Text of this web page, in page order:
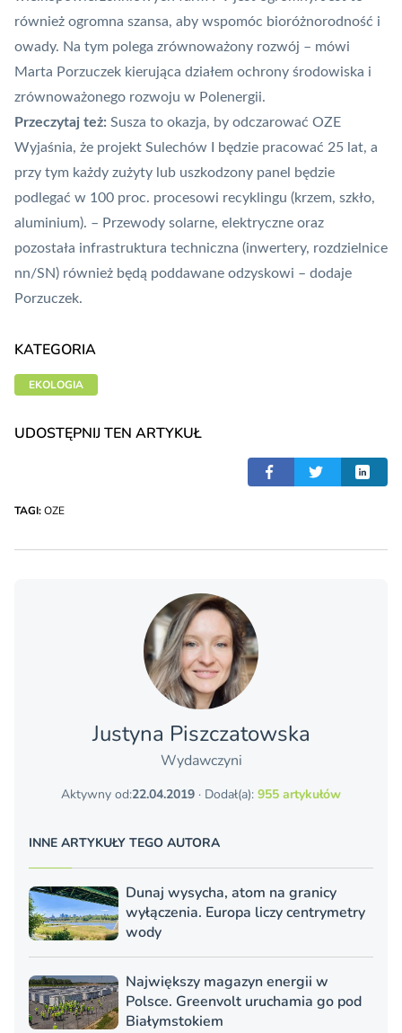
również ogromna szansa, aby wspomóc bioróżnorodność i
owady. Na tym polega zrównoważony rozwój – mówi
Marta Porzuczek kierująca działem ochrony środowiska i
zrównoważonego rozwoju w Polenergii.
Przeczytaj też: Susza to okazja, by odczarować OZE
Wyjaśnia, że projekt Sulechów I będzie pracować 25 lat, a
przy tym każdy zużyty lub uszkodzony panel będzie
podlegać w 100 proc. procesowi recyklingu (krzem, szkło,
aluminium). – Przewody solarne, elektryczne oraz
pozostała infrastruktura techniczna (inwertery, rozdzielnice
nn/SN) również będą poddawane odzyskowi – dodaje
Porzuczek.
KATEGORIA
EKOLOGIA
UDOSTĘPNIJ TEN ARTYKUŁ
TAGI:OZE
Justyna Piszczatowska
Wydawczyni
Aktywny od:22.04.2019 · Dodał(a): 955 artykułów
INNE ARTYKUŁY TEGO AUTORA
Dunaj wysycha, atom na granicy
wyłączenia. Europa liczy centrymetry
wody
Największy magazyn energii w
Polsce. Greenvolt uruchamia go pod
Białymstokiem